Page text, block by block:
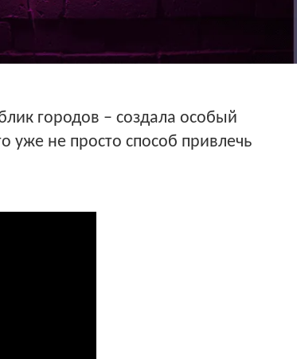
городов – создала особый
уже не просто способ привлечь